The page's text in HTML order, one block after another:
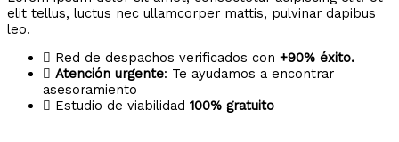
elit tellus, luctus nec ullamcorper mattis, pulvinar dapibus
leo.
Red de despachos verificados con +90% éxito.
Atención urgente: Te ayudamos a encontrar
asesoramiento
Estudio de viabilidad 100% gratuito